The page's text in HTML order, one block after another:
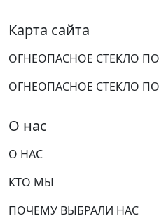
Карта сайта
ОГНЕОПАСНОЕ СТЕКЛО
ОГНЕОПАСНОЕ СТЕКЛО
О нас
О НАС
КТО МЫ
ПОЧЕМУ ВЫБРАЛИ НАС